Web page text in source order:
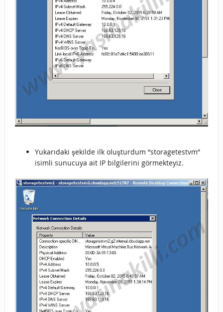
Yukarıdaki şekilde ilk oluşturdum “storagetestvm”
isimli sunucuya ait IP bilgilerini görmekteyiz.